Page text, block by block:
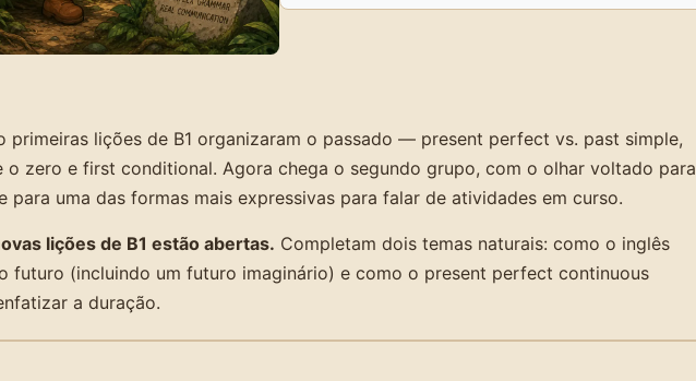
primeiras lições de B1 organizaram o passado — present perfect vs. past simple,
o zero e first conditional. Agora chega o segundo grupo, com o olhar voltado para
para uma das formas mais expressivas para falar de atividades em curso.
lições de B1 estão abertas. Completam dois temas naturais: como o inglês
futuro (incluindo um futuro imaginário) e como o present perfect continuous
a duração.